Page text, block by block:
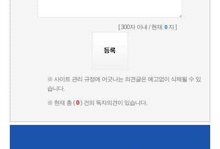
[ 300자 이내 / 현재:0자 ]
※ 사이트 관리 규정에 어긋나는 의견글은 예고없이 삭제될 수 있
습니다.
※ 현재 총 (0) 건의 독자의견이 있습니다.